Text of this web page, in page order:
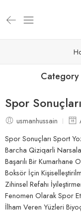
Category
Spor
usmanhussain
Spor Sonuçları Sport
Barcha Qiziqarli
Başarılı Bir Kumarhane
Boksör İçin
Zihinsel Refahı
Fenomen Olarak Spor
İlham Veren Yüzleri